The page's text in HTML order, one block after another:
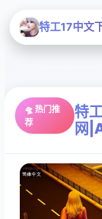
特工17中文
🛸 热门推
荐
特
网